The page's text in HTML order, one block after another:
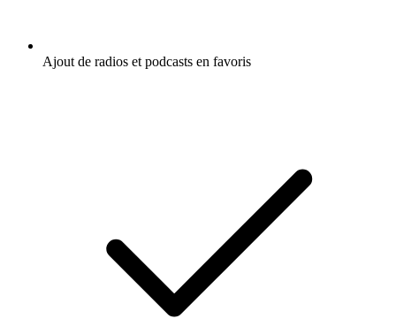
Ajout de radios et podcasts en favoris